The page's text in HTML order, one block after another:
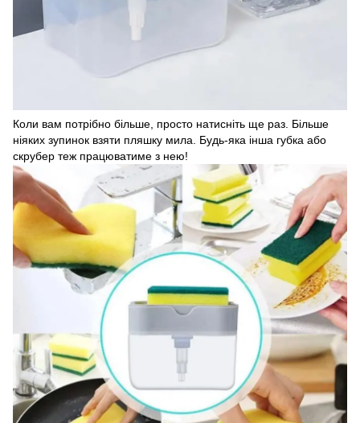
Коли вам потрібно більше, просто натисніть ще раз. Більше
ніяких зупинок взяти пляшку мила. Будь-яка інша губка або
скрубер теж працюватиме з нею!